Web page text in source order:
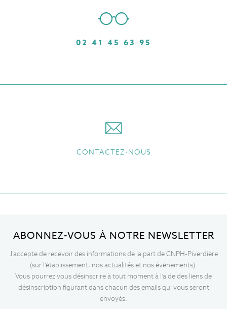
02 41 45 63 95
CONTACTEZ-NOUS
ABONNEZ-VOUS À NOTRE NEWSLETTER
J’accepte de recevoir des informations de la part de CNPH-Piverdière
(sur l’établissement, nos actualités et nos événements).
Vous pourrez vous désinscrire à tout moment à l’aide des liens de
désinscription figurant dans chacun des emails qui vous seront
envoyés.